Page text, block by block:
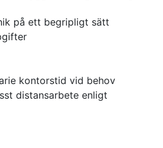
på ett begripligt sätt
kontorstid vid behov
distansarbete enligt